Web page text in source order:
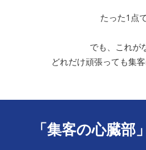
たった1点
でも、これが
どれだけ頑張っても集
「集客の心臓